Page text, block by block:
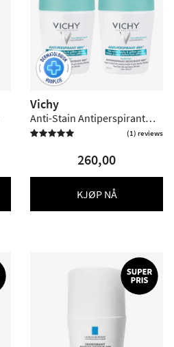
Vichy
Anti-Stain Antiperspirant
Deodorant Roll-On 48h - 2
 (1) reviews
260,00
KJØP NÅ